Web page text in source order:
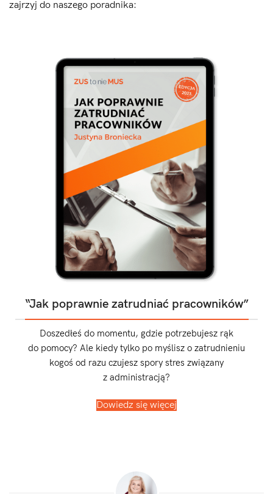
zajrzyj do naszego poradnika:
“Jak poprawnie zatrudniać pracowników”
Doszedłeś do momentu, gdzie potrzebujesz rąk
do pomocy? Ale kiedy tylko po myślisz o zatrudnieniu
kogoś od razu czujesz spory stres związany
z administracją?
Dowiedz się więcej